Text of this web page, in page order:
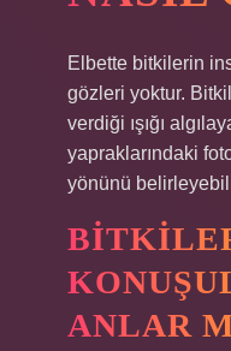
Elbette bitkilerin
gözleri yoktur.
verdiği ışığı
yapraklarındaki
yönünü
ANLAR